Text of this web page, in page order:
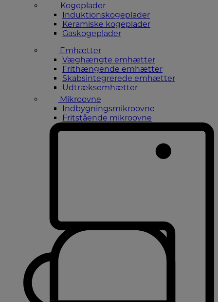
Kogeplader
Induktionskogeplader
Keramiske kogeplader
Gaskogeplader
Emhætter
Væghængte emhætter
Frithængende emhætter
Skabsintegrerede emhætter
Udtræksemhætter
Mikroovne
Indbygningsmikroovne
Fritstående mikroovne